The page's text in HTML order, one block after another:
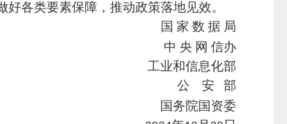
各类要素保障，推动政策落地见效。
国 家 数 据 局
中 央 网 信办
工业和信息化部
公
安
部
国务院国资委